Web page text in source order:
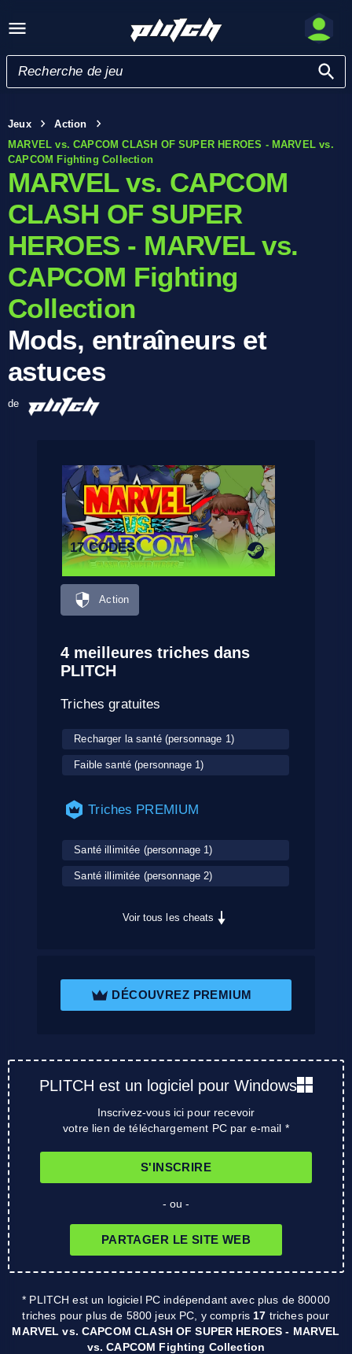
Jeux
Action
MARVEL vs. CAPCOM CLASH OF SUPER HEROES - MARVEL vs.
CAPCOM Fighting Collection
MARVEL vs. CAPCOM
CLASH OF SUPER
HEROES - MARVEL vs.
CAPCOM Fighting
Collection
Mods, entraîneurs et
astuces
de
17 CODES
Action
4 meilleures triches dans
PLITCH
Triches gratuites
Recharger la santé (personnage 1)
Faible santé (personnage 1)
Triches PREMIUM
Santé illimitée (personnage 1)
Santé illimitée (personnage 2)
Voir tous les cheats
DÉCOUVREZ PREMIUM
PLITCH est un logiciel pour Windows
Inscrivez-vous ici pour recevoir
votre lien de téléchargement PC par e-mail *
S'INSCRIRE
- ou -
PARTAGER LE SITE WEB
* PLITCH est un logiciel PC indépendant avec plus de 80000
triches pour plus de 5800 jeux PC, y compris 17 triches pour
MARVEL vs. CAPCOM CLASH OF SUPER HEROES - MARVEL
vs. CAPCOM Fighting Collection